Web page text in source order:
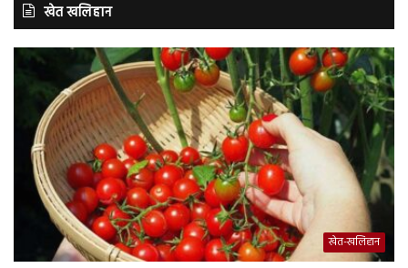
खेत खलिहान
खेत-खलिहान